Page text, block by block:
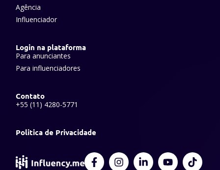
Agência
Influenciador
Login na plataforma
Para anunciantes
Para influenciadores
Contato
+55 (11) 4280-5771
Politica de Privacidade
F
a
I
n
L
i
Y
o
T
i